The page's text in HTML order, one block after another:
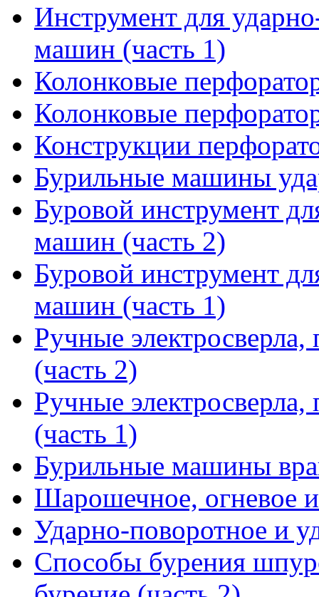
Инструмент для
машин (часть 1)
Колонковые
Колонковые
Конструкции
Бурильные машины
Буровой инструмент
машин (часть 2)
Буровой инструмент
машин (часть 1)
Ручные электросверла,
(часть 2)
Ручные электросверла,
(часть 1)
Бурильные машины
Шарошечное, огневое
Ударно-поворотное и
Способы бурения